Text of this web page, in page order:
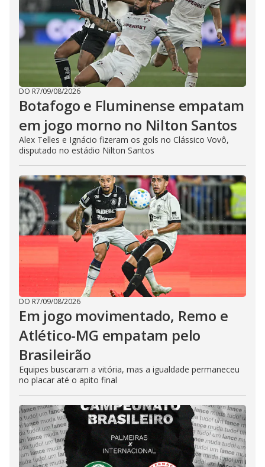
DO R7/09/08/2026
Botafogo e Fluminense empatam
em jogo morno no Nilton Santos
Alex Telles e Ignácio fizeram os gols no Clássico Vovô,
disputado no estádio Nilton Santos
DO R7/09/08/2026
Em jogo movimentado, Remo e
Atlético-MG empatam pelo
Brasileirão
Equipes buscaram a vitória, mas a igualdade permaneceu
no placar até o apito final